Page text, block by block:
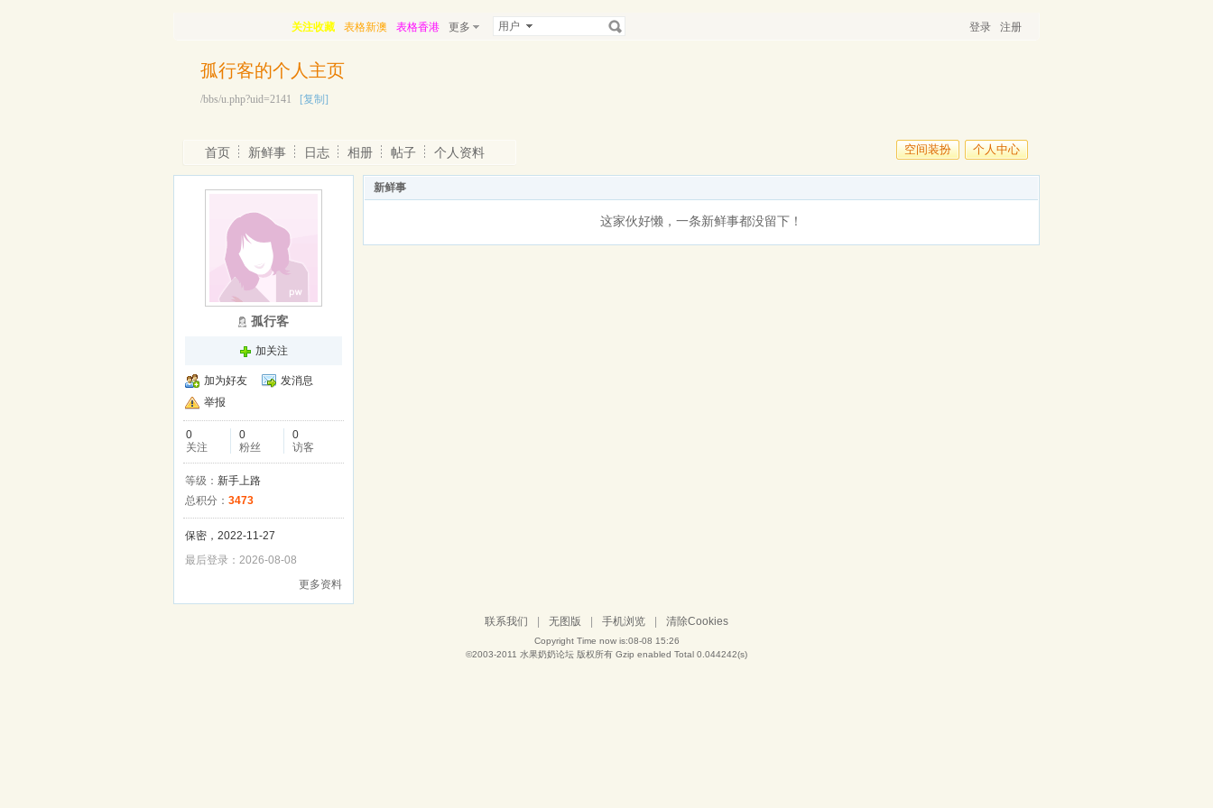
关注收藏 表格新澳 表格香港 更多 用户 登录 注册
孤行客的个人主页
/bbs/u.php?uid=2141 [复制]
空间装扮 个人中心
首页 新鲜事 日志 相册 帖子 个人资料
孤行客
加关注
加为好友
发消息
举报
0
关注
0
粉丝
0
访客
等级： 新手上路
总积分： 3473
保密，2022-11-27
最后登录：2026-08-08
更多资料
新鲜事
这家伙好懒，一条新鲜事都没留下！
联系我们 无图版 手机浏览 清除Cookies
Copyright Time now is:08-08 15:26
©2003-2011 水果奶奶论坛 版权所有 Gzip enabled Total 0.044242(s)